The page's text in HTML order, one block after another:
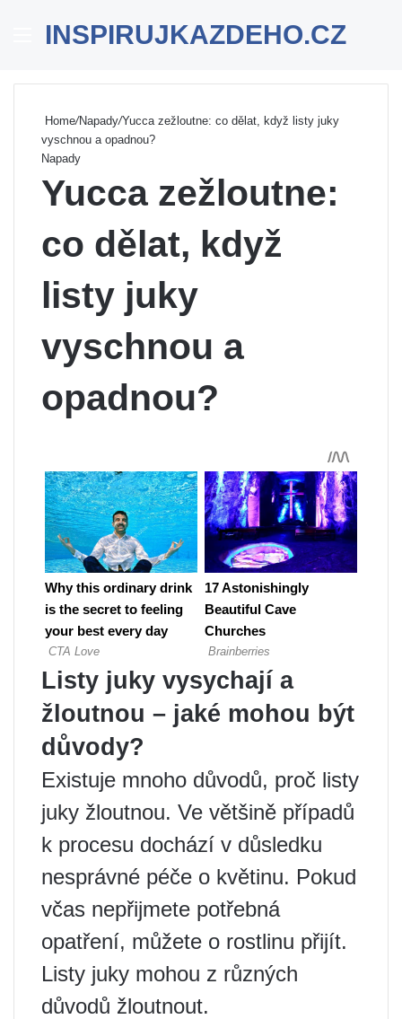
Menu
INSPIRUJKAZDEHO.CZ
Home/Napady/Yucca zežloutne: co dělat, když listy juky
vyschnou a opadnou?
Napady
Yucca zežloutne:
co dělat, když
listy juky
vyschnou a
opadnou?
Listy juky vysychají a
žloutnou – jaké mohou být
důvody?
Existuje mnoho důvodů, proč listy
juky žloutnou. Ve většině případů
k procesu dochází v důsledku
nesprávné péče o květinu. Pokud
včas nepřijmete potřebná
opatření, můžete o rostlinu přijít.
Listy juky mohou z různých
důvodů žloutnout.